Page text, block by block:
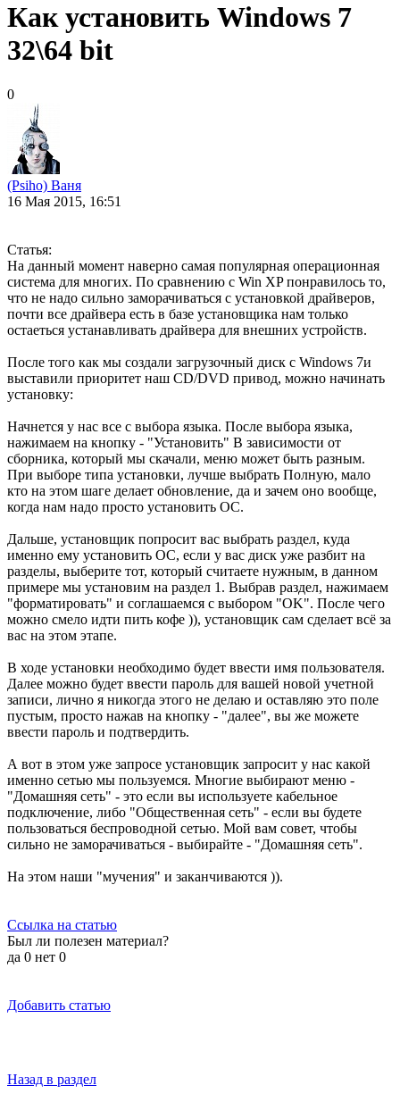
Как установить Windows 7
32\64 bit
0
(Psiho) Ваня
16 Мая 2015, 16:51
Статья:
На данный момент наверно самая популярная операционная
система для многих. По сравнению с Win XP понравилось то,
что не надо сильно заморачиваться с установкой драйверов,
почти все драйвера есть в базе установщика нам только
остаеться устанавливать драйвера для внешних устройств.
После того как мы создали загрузочный диск с Windows 7и
выставили приоритет наш CD/DVD привод, можно начинать
установку:
Начнется у нас все с выбора языка. После выбора языка,
нажимаем на кнопку - "Установить" В зависимости от
сборника, который мы скачали, меню может быть разным.
При выборе типа установки, лучше выбрать Полную, мало
кто на этом шаге делает обновление, да и зачем оно вообще,
когда нам надо просто установить ОС.
Дальше, установщик попросит вас выбрать раздел, куда
именно ему установить ОС, если у вас диск уже разбит на
разделы, выберите тот, который считаете нужным, в данном
примере мы установим на раздел 1. Выбрав раздел, нажимаем
"форматировать" и соглашаемся с выбором "OK". После чего
можно смело идти пить кофе )), установщик сам сделает всё за
вас на этом этапе.
В ходе установки необходимо будет ввести имя пользователя.
Далее можно будет ввести пароль для вашей новой учетной
записи, лично я никогда этого не делаю и оставляю это поле
пустым, просто нажав на кнопку - "далее", вы же можете
ввести пароль и подтвердить.
А вот в этом уже запросе установщик запросит у нас какой
именно сетью мы пользуемся. Многие выбирают меню -
"Домашняя сеть" - это если вы используете кабельное
подключение, либо "Общественная сеть" - если вы будете
пользоваться беспроводной сетью. Мой вам совет, чтобы
сильно не заморачиваться - выбирайте - "Домашняя сеть".
На этом наши "мучения" и заканчиваются )).
Ссылка на статью
Был ли полезен материал?
да 0 нет 0
Добавить статью
Назад в раздел